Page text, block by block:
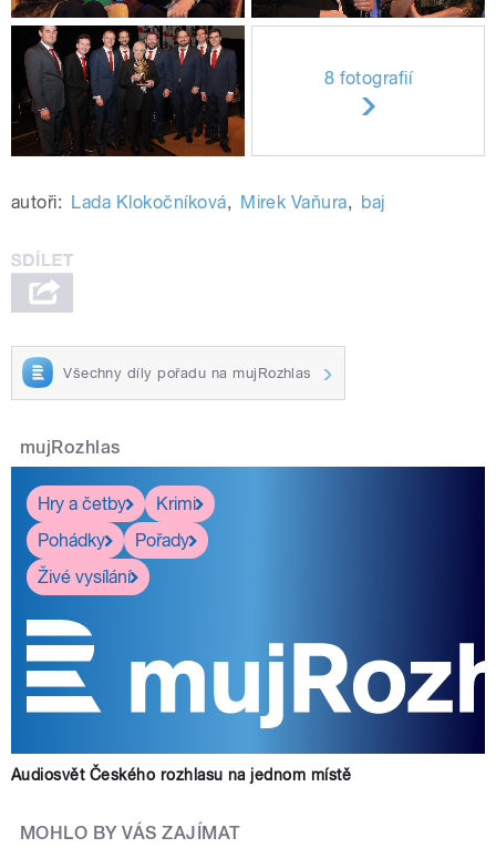
8 fotografií
autoři: Lada Klokočníková, Mirek Vaňura, baj
Všechny díly pořadu na mujRozhlas
mujRozhlas
Hry a četby
Krimi
Pohádky
Pořady
Živé vysílání
Audiosvět Českého rozhlasu na jednom místě
MOHLO BY VÁS ZAJÍMAT